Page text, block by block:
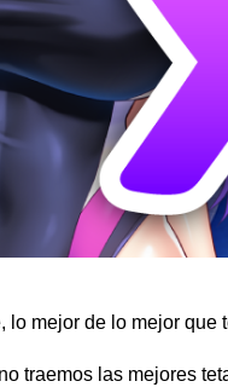
lo mejor de lo mejor que
traemos las mejores